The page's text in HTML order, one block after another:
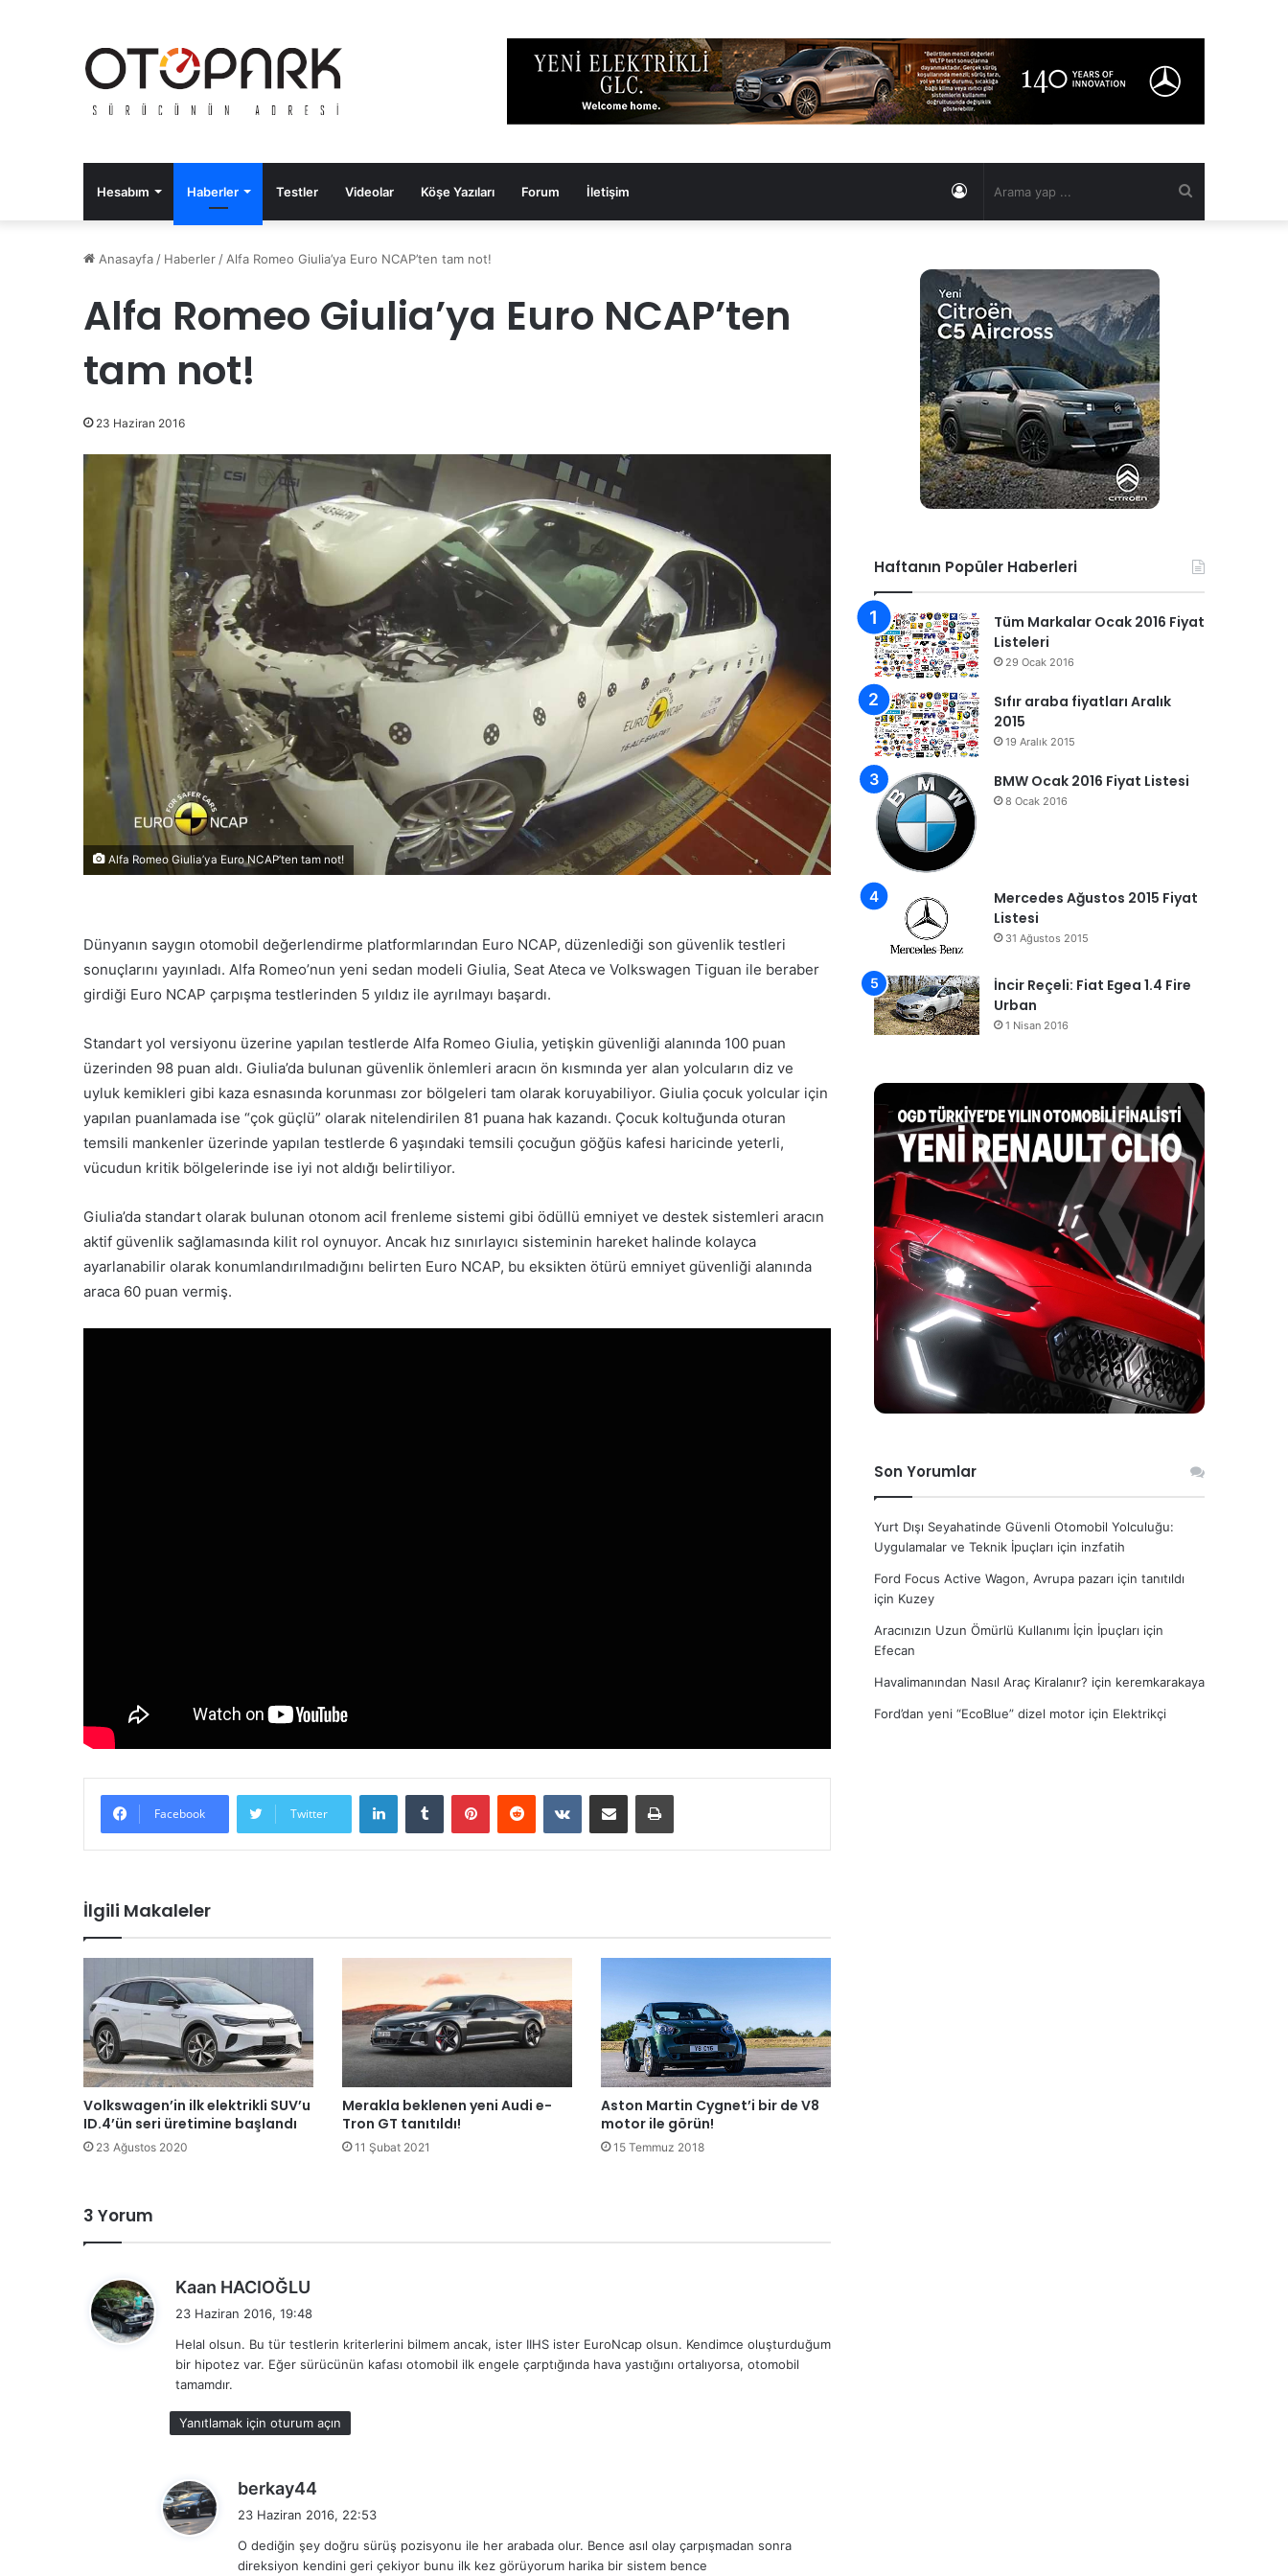
Hesabım Haberler Testler Videolar Köşe Yazıları Forum İletişim Kayıt
Anasayfa / Haberler / Alfa Romeo Giulia’ya Euro NCAP’ten tam not!
Alfa Romeo Giulia’ya Euro NCAP’ten
tam not!
23 Haziran 2016
Alfa Romeo Giulia’ya Euro NCAP’ten tam not!
Dünyanın saygın otomobil değerlendirme platformlarından Euro NCAP, düzenlediği son güvenlik testleri
sonuçlarını yayınladı. Alfa Romeo’nun yeni sedan modeli Giulia, Seat Ateca ve Volkswagen Tiguan ile beraber
girdiği Euro NCAP çarpışma testlerinden 5 yıldız ile ayrılmayı başardı.
Standart yol versiyonu üzerine yapılan testlerde Alfa Romeo Giulia, yetişkin güvenliği alanında 100 puan
üzerinden 98 puan aldı. Giulia’da bulunan güvenlik önlemleri aracın ön kısmında yer alan yolcuların diz ve
uyluk kemikleri gibi kaza esnasında korunması zor bölgeleri tam olarak koruyabiliyor. Giulia çocuk yolcular için
yapılan puanlamada ise “çok güçlü” olarak nitelendirilen 81 puana hak kazandı. Çocuk koltuğunda oturan
temsili mankenler üzerinde yapılan testlerde 6 yaşındaki temsili çocuğun göğüs kafesi haricinde yeterli,
vücudun kritik bölgelerinde ise iyi not aldığı belirtiliyor.
Giulia’da standart olarak bulunan otonom acil frenleme sistemi gibi ödüllü emniyet ve destek sistemleri aracın
aktif güvenlik sağlamasında kilit rol oynuyor. Ancak hız sınırlayıcı sisteminin hareket halinde kolayca
ayarlanabilir olarak konumlandırılmadığını belirten Euro NCAP, bu eksikten ötürü emniyet güvenliği alanında
araca 60 puan vermiş.
Facebook Twitter
İlgili Makaleler
Volkswagen’in ilk elektrikli SUV’u
ID.4’ün seri üretimine başlandı
23 Ağustos 2020
Merakla beklenen yeni Audi e-
Tron GT tanıtıldı!
11 Şubat 2021
Aston Martin Cygnet’i bir de V8
motor ile görün!
15 Temmuz 2018
3 Yorum
Kaan HACIOĞLU
i
k
:
23 Haziran 2016, 19:48
Helal olsun. Bu tür testlerin kriterlerini bilmem ancak, ister IIHS ister EuroNcap olsun. Kendimce oluşturduğum
bir hipotez var. Eğer sürücünün kafası otomobil ilk engele çarptığında hava yastığını ortalıyorsa, otomobil
tamamdır.
Yanıtlamak için oturum açın
berkay44
i
k
23 Haziran 2016, 22:53
O dediğin şey doğru sürüş pozisyonu ile her arabada olur. Bence asıl olay çarpışmadan sonra
direksiyon kendini geri çekiyor bunu ilk kez görüyorum harika bir sistem bence
Haftanın Popüler Haberleri
Tüm Markalar Ocak 2016 Fiyat
Listeleri
29 Ocak 2016
Sıfır araba fiyatları Aralık
2015
19 Aralık 2015
BMW Ocak 2016 Fiyat Listesi
8 Ocak 2016
Mercedes Ağustos 2015 Fiyat
Listesi
31 Ağustos 2015
İncir Reçeli: Fiat Egea 1.4 Fire
Urban
1 Nisan 2016
Son Yorumlar
Yurt Dışı Seyahatinde Güvenli Otomobil Yolculuğu:
Uygulamalar ve Teknik İpuçları için inzfatih
Ford Focus Active Wagon, Avrupa pazarı için tanıtıldı
için Kuzey
Aracınızın Uzun Ömürlü Kullanımı İçin İpuçları için
Efecan
Havalimanından Nasıl Araç Kiralanır? için keremkarakaya
Ford’dan yeni “EcoBlue” dizel motor için Elektrikçi